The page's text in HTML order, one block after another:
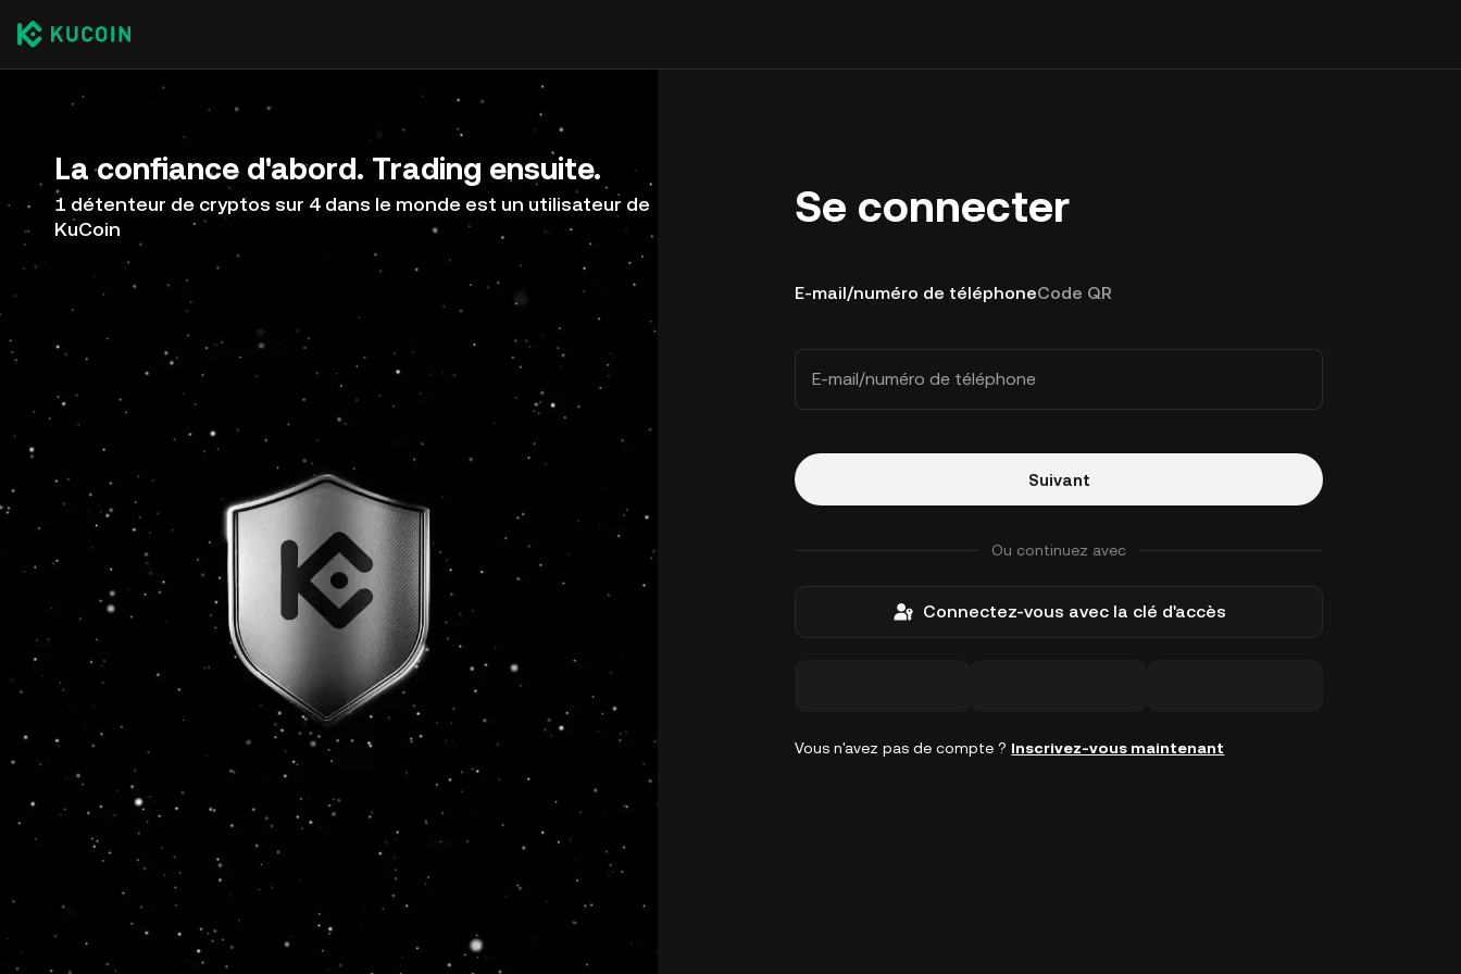
La confiance d'abord. Trading ensuite.
1 détenteur de cryptos sur 4 dans le monde est un utilisateur de
KuCoin
Se connecter
E-mail/numéro de téléphoneCode QR
E-mail/numéro de téléphone
Suivant
Ou continuez avec
Connectez-vous avec la clé d'accès
Vous n'avez pas de compte ? Inscrivez-vous maintenant